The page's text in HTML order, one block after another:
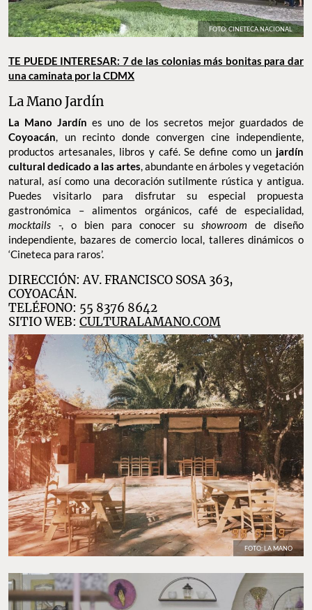
FOTO: CINETECA NACIONAL
TE PUEDE INTERESAR: 7 de las colonias más bonitas para dar
una caminata por la CDMX
La Mano Jardín
La Mano Jardínes uno de los secretos mejor guardados de
Coyoacán , un recinto donde convergen cine independiente,
productos artesanales, libros y café. Se define como un jardín
cultural dedicado a las artes , abundante en árboles y vegetación
natural, así como una decoración sutilmente rústica y antigua.
Puedes visitarlo para disfrutar su especial propuesta
gastronómica – alimentos orgánicos, café de especialidad,
mocktails -, o bien para conocer su showroomde diseño
independiente, bazares de comercio local, talleres dinámicos o
‘Cineteca para raros’.
DIRECCIÓN: AV. FRANCISCO SOSA 363,
COYOACÁN.
TELÉFONO: 55 8376 8642
SITIO WEB: CULTURALAMANO.COM
FOTO: LA MANO